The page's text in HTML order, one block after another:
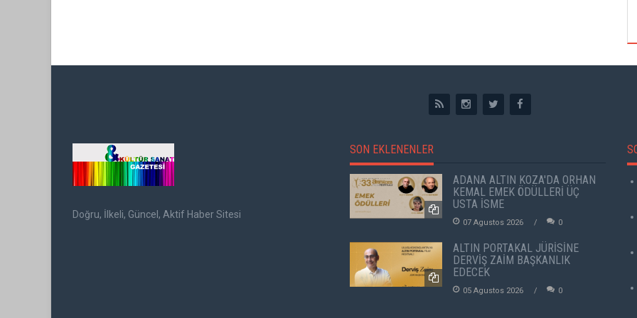
Doğru, İlkeli, Güncel, Aktif Haber Sitesi
SON EKLENENLER
ADANA ALTIN KOZA'DA ORHAN
KEMAL EMEK ÖDÜLLERİ ÜÇ
USTA İSME
07 Agustos 2026 0
ALTIN PORTAKAL JÜRİSİNE
DERVİŞ ZAİM BAŞKANLIK
EDECEK
05 Agustos 2026 0